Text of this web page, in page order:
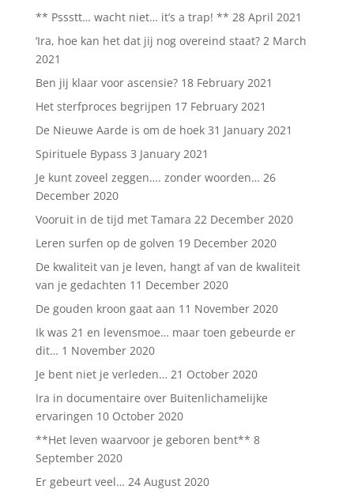
** Pssstt… wacht niet… it’s a trap! ** 28 April 2021
‘Ira, hoe kan het dat jij nog overeind staat? 2 March
2021
Ben jij klaar voor ascensie? 18 February 2021
Het sterfproces begrijpen 17 February 2021
De Nieuwe Aarde is om de hoek 31 January 2021
Spirituele Bypass 3 January 2021
Je kunt zoveel zeggen…. zonder woorden… 26
December 2020
Vooruit in de tijd met Tamara 22 December 2020
Leren surfen op de golven 19 December 2020
De kwaliteit van je leven, hangt af van de kwaliteit
van je gedachten 11 December 2020
De gouden kroon gaat aan 11 November 2020
Ik was 21 en levensmoe… maar toen gebeurde er
dit… 1 November 2020
Je bent niet je verleden… 21 October 2020
Ira in documentaire over Buitenlichamelijke
ervaringen 10 October 2020
**Het leven waarvoor je geboren bent** 8
September 2020
Er gebeurt veel… 24 August 2020